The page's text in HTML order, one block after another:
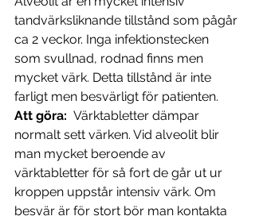
tandvärksliknande tillstånd som pågår
ca 2 veckor. Inga infektionstecken
som svullnad, rodnad finns men
mycket värk. Detta tillstånd är inte
farligt men besvärligt för patienten.
Att göra: Värktabletter dämpar
normalt sett värken. Vid alveolit blir
man mycket beroende av
värktabletter för så fort de går ut ur
kroppen uppstår intensiv värk. Om
besvär är för stort bör man kontakta